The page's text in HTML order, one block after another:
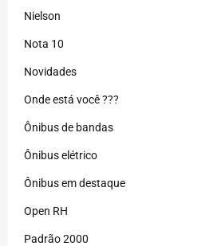
Nielson
Nota 10
Novidades
Onde está você ???
Ônibus de bandas
Ônibus elétrico
Ônibus em destaque
Open RH
Padrão 2000